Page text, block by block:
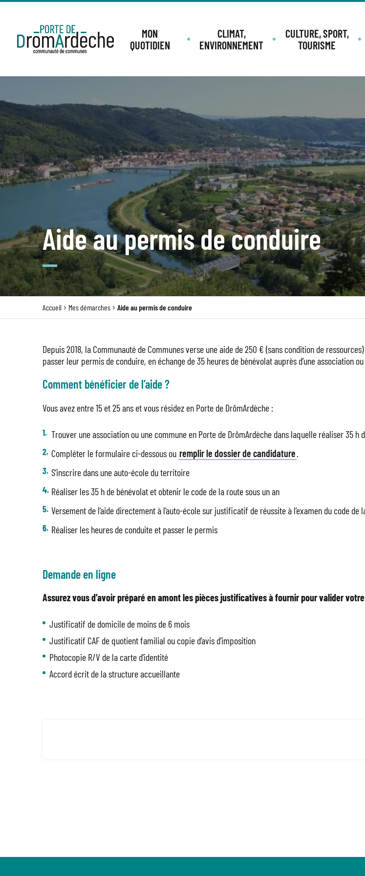
MON
QUOTIDIEN
CLIMAT,
ENVIRONNEMENT
CULTURE, SPORT,
TOURISME
Aide au permis de conduire
Accueil Mes démarches Aide au permis de conduire
Depuis 2018, la Communauté de Communes verse une aide de 250 € (sans condition de
passer leur permis de conduire, en échange de 35 heures de bénévolat auprès d’une association
Comment bénéficier de l’aide ?
Vous avez entre 15 et 25 ans et vous résidez en Porte de DrômArdèche :
Trouver une association ou une commune en Porte de DrômArdèche dans laquelle réaliser 35 h
Compléter le formulaire ci-dessous ou remplir le dossier de candidature.
S’inscrire dans une auto-école du territoire
Réaliser les 35 h de bénévolat et obtenir le code de la route sous un an
Versement de l’aide directement à l’auto-école sur justificatif de réussite à l’examen du code de
Réaliser les heures de conduite et passer le permis
Demande en ligne
Assurez vous d’avoir préparé en amont les pièces justificatives à fournir pour valider
Justificatif de domicile de moins de 6 mois
Justificatif CAF de quotient familial ou copie d’avis d’imposition
Photocopie R/V de la carte d’identité
Accord écrit de la structure accueillante